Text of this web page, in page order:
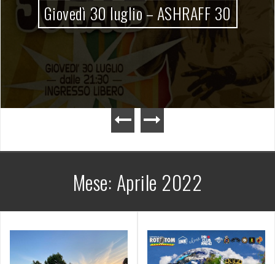
Giovedì 30 luglio – ASHRAFF 30
Mese: Aprile 2022